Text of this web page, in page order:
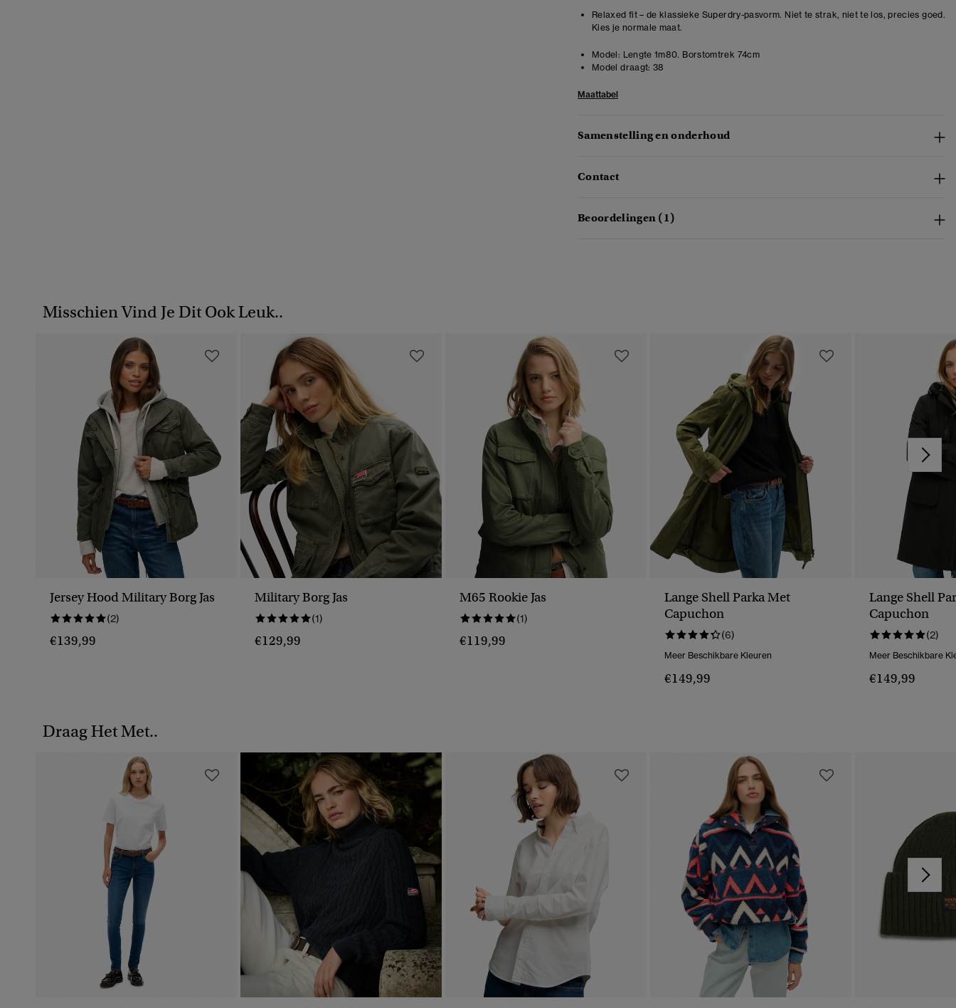
Relaxed fit – de klassieke Superdry-pasvorm. Niet te strak, niet te los, precies goed.
Kies je normale maat.
Model: Lengte 1m80. Borstomtrek 74cm
Model draagt: 38
Maattabel
Samenstelling en onderhoud
Contact
Beoordelingen (1)
Misschien Vind Je Dit Ook Leuk..
Jersey Hood Military Borg Jas
(2)
€139,99
Military Borg Jas
(1)
€129,99
M65 Rookie Jas
(1)
€119,99
Lange Shell Parka Met
Capuchon
(6)
Meer Beschikbare Kleuren
€149,99
Lange Shell
Capuchon
(2)
Meer Beschikbare
€149,99
Draag Het Met..